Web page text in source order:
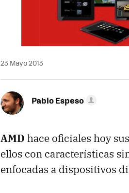
23 Mayo 2013
Pablo Espeso
AMD hace oficiales hoy sus
ellos con características
enfocadas a dispositivos